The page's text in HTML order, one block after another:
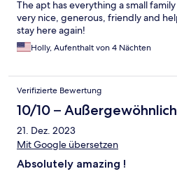
The apt has everything a small
very nice, generous, friendly and
stay here again!
Holly, Aufenthalt von 4 Nächten
Verifizierte Bewertung
10/10 – Außergewöhnlich
21. Dez. 2023
Mit Google übersetzen
Absolutely amazing !